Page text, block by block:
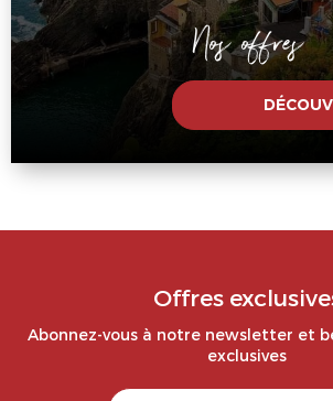
Nos offres
Offres
Abonnez-vous à notre newsletter et
exclusives